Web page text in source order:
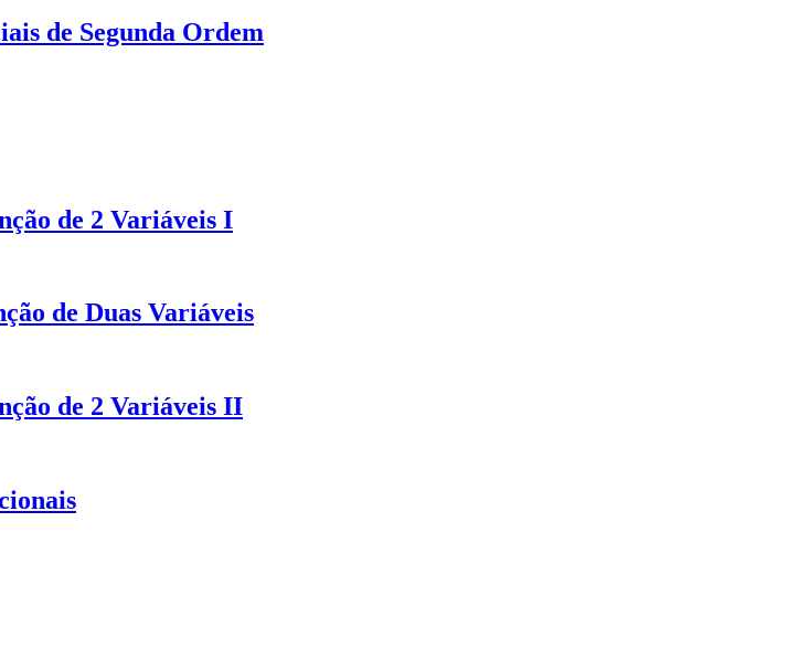
de Segunda Ordem
de 2 Variáveis I
de Duas Variáveis
de 2 Variáveis II